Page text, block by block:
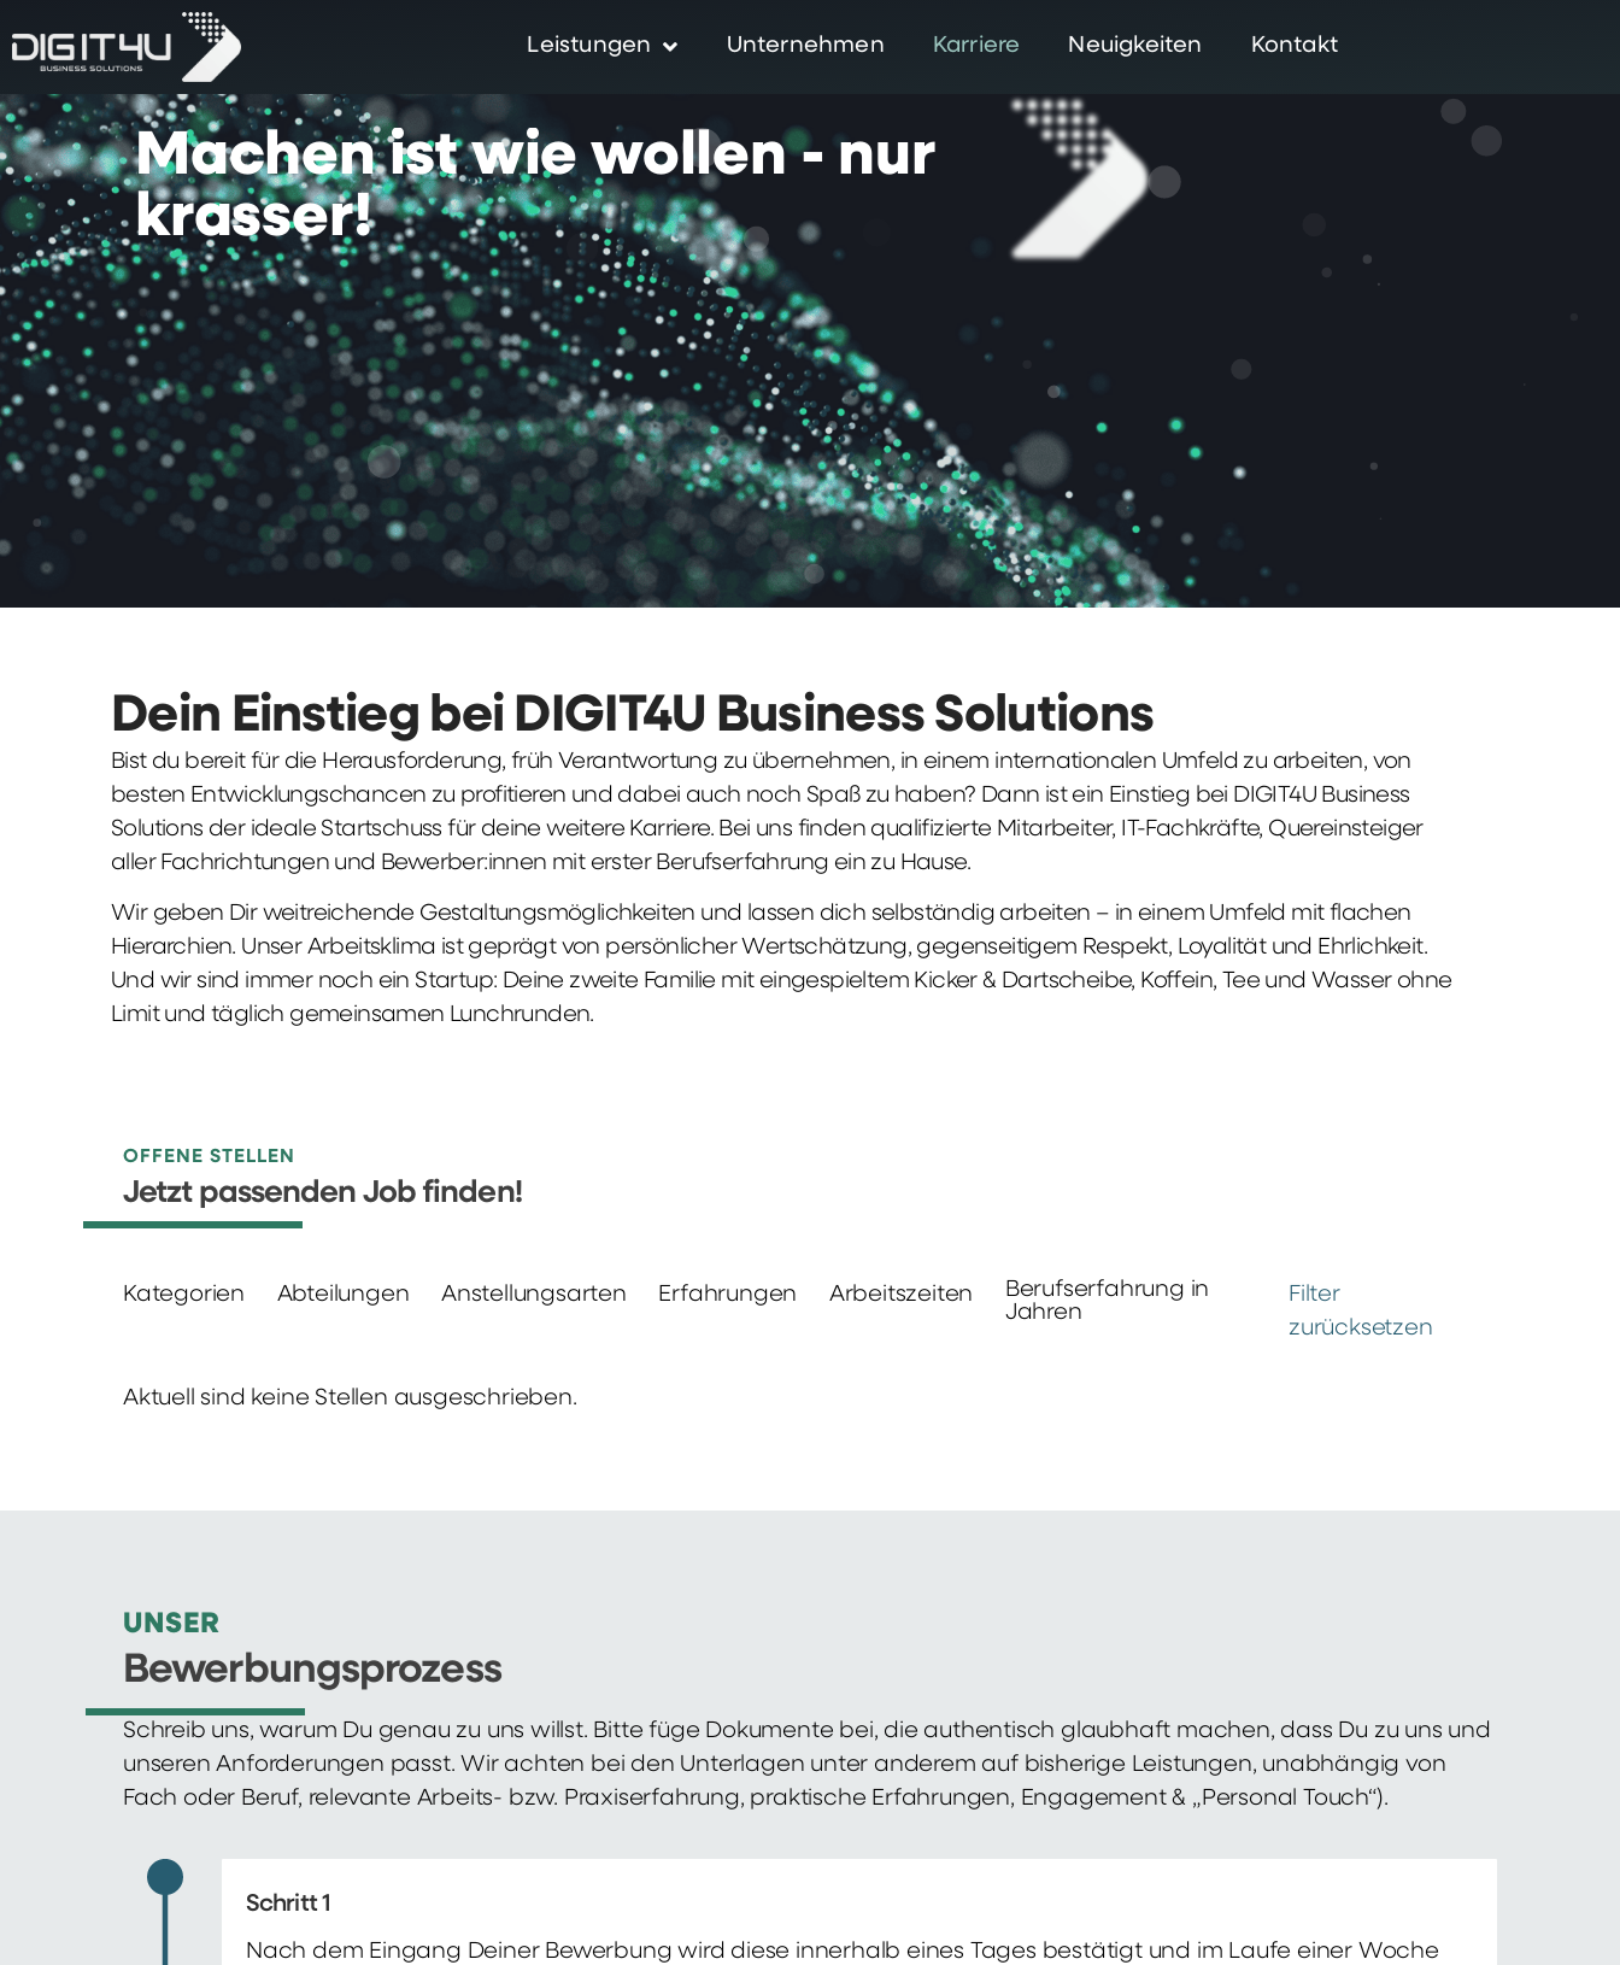
Leistungen Unternehmen Karriere Neuigkeiten Kontakt
Machen ist wie wollen - nur
krasser!
Dein Einstieg bei DIGIT4U Business Solutions
Bist du bereit für die Herausforderung, früh Verantwortung zu übernehmen, in einem internationalen Umfeld zu arbeiten, von
besten Entwicklungschancen zu profitieren und dabei auch noch Spaß zu haben? Dann ist ein Einstieg bei DIGIT4U Business
Solutions der ideale Startschuss für deine weitere Karriere. Bei uns finden qualifizierte Mitarbeiter, IT-Fachkräfte, Quereinsteiger
aller Fachrichtungen und Bewerber:innen mit erster Berufserfahrung ein zu Hause.
Wir geben Dir weitreichende Gestaltungsmöglichkeiten und lassen dich selbständig arbeiten – in einem Umfeld mit flachen
Hierarchien. Unser Arbeitsklima ist geprägt von persönlicher Wertschätzung, gegenseitigem Respekt, Loyalität und Ehrlichkeit.
Und wir sind immer noch ein Startup: Deine zweite Familie mit eingespieltem Kicker & Dartscheibe, Koffein, Tee und Wasser ohne
Limit und täglich gemeinsamen Lunchrunden.
OFFENE STELLEN
Jetzt passenden Job finden!
Kategorien Abteilungen Anstellungsarten Erfahrungen Arbeitszeiten
Berufserfahrung in
Jahren
Filter
zurücksetzen
Aktuell sind keine Stellen ausgeschrieben.
UNSER
Bewerbungsprozess
Schreib uns, warum Du genau zu uns willst. Bitte füge Dokumente bei, die authentisch glaubhaft machen, dass Du zu uns und
unseren Anforderungen passt. Wir achten bei den Unterlagen unter anderem auf bisherige Leistungen, unabhängig von
Fach oder Beruf, relevante Arbeits- bzw. Praxiserfahrung, praktische Erfahrungen, Engagement & „Personal Touch“).
Schritt 1
Nach dem Eingang Deiner Bewerbung wird diese innerhalb eines Tages bestätigt und im Laufe einer Woche